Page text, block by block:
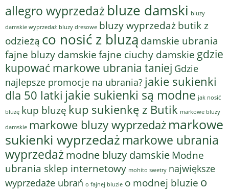
allegro wyprzedaż bluze damski bluzy
damskie wyprzedaż bluzy dresowe bluzy wyprzedaż butik z
odzieżą co nosić z bluzą damskie ubrania
fajne bluzy damskiefajne ciuchy damskie gdzie
kupować markowe ubrania taniej Gdzie
najlepsze promocje na ubrania? jakie sukienki
dla 50 latki jakie sukienki są modne jak nosić
bluzę kup bluzę kup sukienkę z Butik markowe bluzy
damskie markowe bluzy wyprzedaż markowe
sukienki wyprzedaż markowe ubrania
wyprzedaż modne bluzy damskie Modne
ubrania sklep internetowy mohito swetry największe
wyprzedaże ubrań o fajnej bluzie o modnej bluzie o